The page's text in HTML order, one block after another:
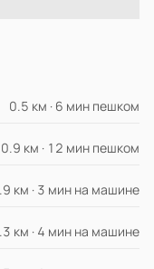
0.5 км · 6 мин пешком
0.9 км · 12 мин пешком
км · 3 мин на машине
км · 4 мин на машине